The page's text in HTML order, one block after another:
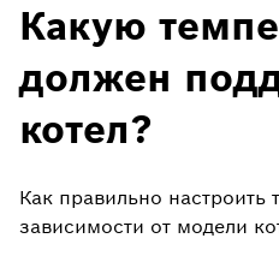
Какую
должен
котел?
Как правильно настроить
зависимости от модели